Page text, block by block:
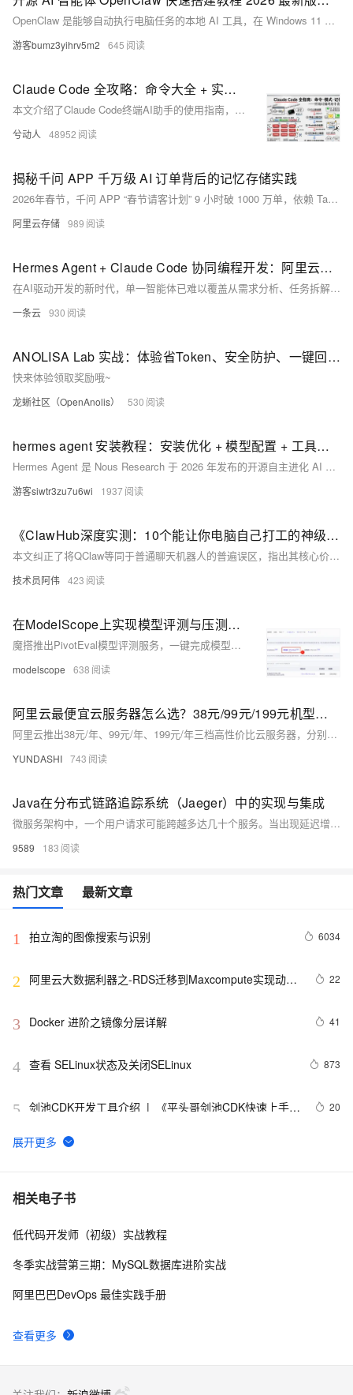
OpenClaw 是能够自动执行电脑任务的本地 AI 工具，在 Windows 11 系统上运行流畅、状态稳定，且无隐私泄露风险。 本一键部署包针对 Windows 11 做了专属优化，无广告、无捆绑，适合个人办公、自动化操作、提升电脑使用效率。
游客bumz3yihrv5m2 645
Claude Code 全攻略：命令大全 + 实战工作流（建议收藏）
本文介绍了Claude Code终端AI助手的使用指南，主要内容包括：1)常用命令如版本查看、项目启动和更新；2)三种工作模式切换及界面说明；3)核心功能指令速查表，包含初始化、压缩对话、清除历史等操作；4)详细解析了/init、/help、/clear、/compact、/memory等关键命令的使用场景和语法。文章通过丰富的界面截图和场景示例，帮助开发者快速掌握如何通过命令行和交互界面高效使用Claude Code进行项目开发，特别强调了CLAUDE.md文件作为项目知识库的核心作用。
兮动人 48952
揭秘千问 APP 千万级 AI 订单背后的记忆存储实践
2026年春节，千问 APP “春节请客计划” 9 小时破 1000 万单，依赖 Tablestore 构建的一站式记忆系统：支持短期/长期记忆统一管理、毫秒级读写、Serverless 弹性伸缩、多模态数据融合及原生向量检索，实现数十亿条记忆的高效存储与实时流转。
阿里云存储 989
Hermes Agent + Claude Code 协同编程开发：阿里云一键部署AI开发团队全教程
在AI驱动开发的新时代，单一智能体已难以覆盖从需求分析、任务拆解、代码编写到经验沉淀的全流程。Hermes Agent与Claude Code的组合，构建了一套类似“技术主管+资深工程师”的高效AI开发团队模式。前者负责统筹规划、记忆进化、任务调度，后者专注高质量编码、调试与实现，两者协同工作，可大幅提升开发效率与工程交付质量。
一条云 930
ANOLISA Lab 实战：体验省Token、安全防护、一键回滚，完成一个即可领猫超卡，冲榜还有B站年卡 | 第一期
快来体验领取奖励哦~
龙蜥社区（OpenAnolis） 530
hermes agent 安装教程：安装优化 + 模型配置 + 工具启用指南
Hermes Agent 是 Nous Research 于 2026 年发布的开源自主进化 AI 智能体框架（MIT 协议，Python 编写）。它通过任务沉淀技能、持久化记忆、原生多工具集成与并行子智能体，实现“越用越强”。支持 Linux/macOS/WSL2，安装便捷，面向个人与企业的新一代私有化 AI 助手。
游客siwtr3zu7u6wi 1937
《ClawHub深度实测：10个能让你电脑自己打工的神级技能》
本文纠正了将QClaw等同于普通聊天机器人的普遍误区，指出其核心价值在于可无限拓展的技能生态系统。作者耗时三个月全面实测ClawHub上两百余个热门技能，经过至少两周日常使用验证，最终筛选出10个真正能改变工作方式的实用技能，覆盖安全防护、信息获取、文件管理、办公自动化、开发协作、个人理财与知识管理等全场景。文章结合真实使用体验，详细介绍了每个技能的核心功能与实际效果，没有华而不实的噱头，旨在帮助读者从繁琐的重复劳动中解放出来，大幅提升工作与生活效率。
技术员阿伟 423
在ModelScope上实现模型评测与压测服务化：PivotEval
魔搭推出PivotEval模型评测服务，一键完成模型效果与性能压测。无需搭建环境、下载数据集或写脚本，只需提供API地址并选择基准（如MMLU、GSM8K等），平台自动执行评测，生成交互式可视化报告，支持在线分享与本地复现。
modelscope 638
阿里云最便宜云服务器怎么选？38元/99元/199元机型性能全解析
阿里云推出38元/年、99元/年、199元/年三档高性价比云服务器，分别面向个人开发者、小微初创及中小企业。本文从配置、实测性能与适用场景三维度深度对比，助力大家轻松选择低成本上云！
YUNDASHI 743
Java在分布式链路追踪系统（Jaeger）中的实现与集成
微服务架构中，一个用户请求可能跨越多达几十个服务。当出现延迟增加或错误时，难以定位具体哪个服务出问题。
9589 183
热门文章 最新文章
1 拍立淘的图像搜索与识别 6034
2
阿里云大数据利器之-RDS迁移到Maxcompute实现动态
22
3 Docker 进阶之镜像分层详解 41
4 查看 SELinux状态及关闭SELinux 873
5 剑池CDK开发工具介绍  |  《平头哥剑池CDK快速上手指
20
6 WebAssembly 在 MOSN 中的实践 - 基础框架篇
7 userdel使用说明
8 自己看系统的“系统还原”
相关电子书
查看更多
低代码开发师（初级）实战教程
冬季实战营第三期：MySQL数据库进阶实战
阿里巴巴DevOps 最佳实践手册